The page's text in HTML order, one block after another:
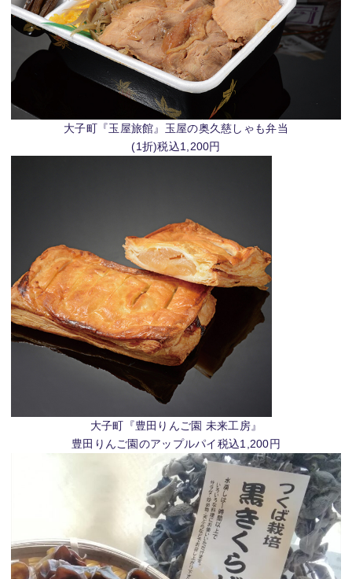
大子町『玉屋旅館』玉屋の奥久慈しゃも弁当
(1折)税込1,200円
大子町『豊田りんご園 未来工房』
豊田りんご園のアップルパイ税込1,200円